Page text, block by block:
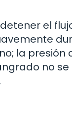
el
la presión
no